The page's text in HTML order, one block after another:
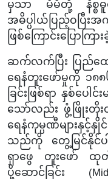
မှသာ မိမိတို့ နိစ္စဓူ
အဓိပ္ပါယ်ပြည့်ဝပြီး
ဖြစ်ကြောင်းပြောကြာ
ဆက်လက်ပြီး ပြည်ထေ
ရေနံတူးဖော်မှုကို ၁
ခြင်းဖြစ်ရာ နှစ်ပေါ
သော်လည်း ဖွံ့ဖြိုး
ရေနံကုမ္ပဏီများနှင့်နှို
သည်ကို တွေ့မြင်နိုင်ပါ
ရှာဖွေ တူးဖော် ထု
ပို့ဆောင်ခြင်း